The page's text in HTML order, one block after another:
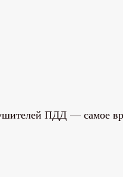
ПДД — самое